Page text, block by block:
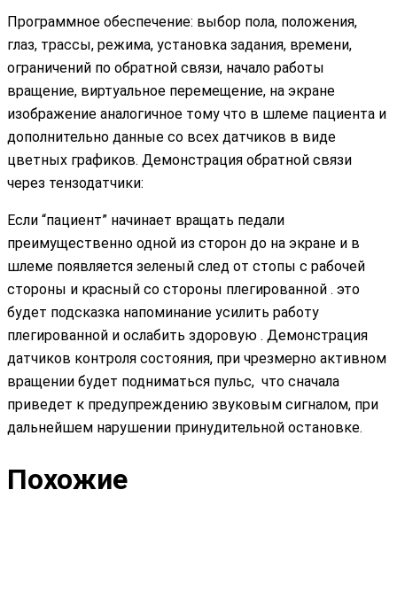
Программное обеспечение: выбор пола, положения,
глаз, трассы, режима, установка задания, времени,
ограничений по обратной связи, начало работы
вращение, виртуальное перемещение, на экране
изображение аналогичное тому что в шлеме пациента и
дополнительно данные со всех датчиков в виде
цветных графиков. Демонстрация обратной связи
через тензодатчики:
Если “пациент” начинает вращать педали
преимущественно одной из сторон до на экране и в
шлеме появляется зеленый след от стопы с рабочей
стороны и красный со стороны плегированной . это
будет подсказка напоминание усилить работу
плегированной и ослабить здоровую . Демонстрация
датчиков контроля состояния, при чрезмерно активном
вращении будет подниматься пульс, что сначала
приведет к предупреждению звуковым сигналом, при
дальнейшем нарушении принудительной остановке.
Похожие